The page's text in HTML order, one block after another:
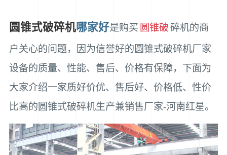
圆锥式破碎机哪家好是购买 圆锥破碎机的商
户关心的问题，因为信誉好的圆锥式破碎机厂家
设备的质量、性能、售后、价格有保障，下面为
大家介绍一家质好价优、售后好、价格低、性价
比高的圆锥式破碎机生产兼销售厂家-河南红星。